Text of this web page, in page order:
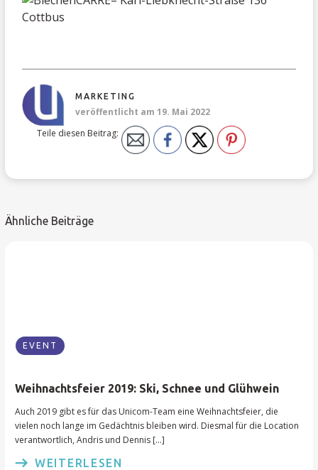
MARKETING
veröffentlicht am 19. Mai 2022
Teile diesen Beitrag:
Ähnliche Beiträge
EVENT
Weihnachtsfeier 2019: Ski, Schnee und Glühwein
Auch 2019 gibt es für das Unicom-Team eine Weihnachtsfeier, die
vielen noch lange im Gedächtnis bleiben wird. Diesmal für die Location
verantwortlich, Andris und Dennis […]
WEITERLESEN